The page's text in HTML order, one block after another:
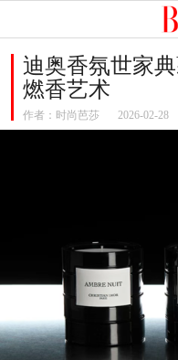
迪奥香氛世家
燃香艺术
作者： 时尚芭莎 2026-02-28